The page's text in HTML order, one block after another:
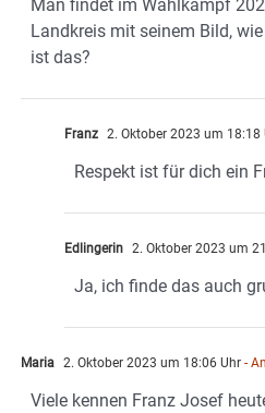
Man findet im Wahlkampf
Landkreis mit seinem Bild,
ist das?
Franz 2. Oktober 2023 um 18:18
Respekt ist für dich ein
Edlingerin 2. Oktober 2023 um
Ja, ich finde das auch
Maria 2. Oktober 2023 um 18:06 Uhr -
Viele kennen Franz Josef